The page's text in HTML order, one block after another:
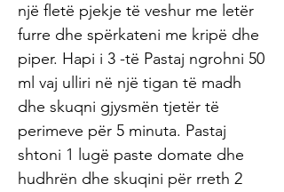
një fletë pjekje të veshur me letër
furre dhe spërkateni me kripë dhe
piper. Hapi i 3 -të Pastaj ngrohni 50
ml vaj ulliri në një tigan të madh
dhe skuqni gjysmën tjetër të
perimeve për 5 minuta. Pastaj
shtoni 1 lugë paste domate dhe
hudhrën dhe skuqini për rreth 2